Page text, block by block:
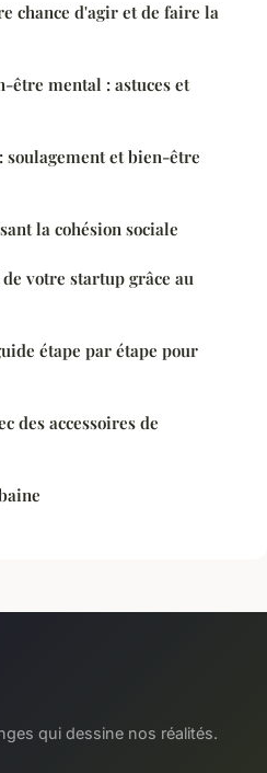
chance d'agir et de faire la
être mental : astuces et
soulagement et bien-être
la cohésion sociale
votre startup grâce au
étape par étape pour
des accessoires de
qui dessine nos réalités.